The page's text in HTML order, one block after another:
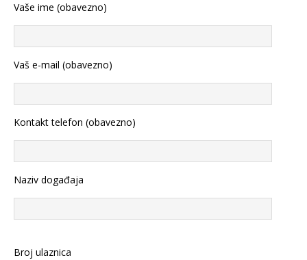
Vaše ime (obavezno)
Vaš e-mail (obavezno)
Kontakt telefon (obavezno)
Naziv događaja
Broj ulaznica